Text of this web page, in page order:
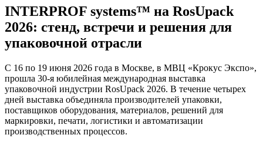
INTERPROF systems™ на RosUpack
2026: стенд, встречи и решения для
упаковочной отрасли
С 16 по 19 июня 2026 года в Москве, в МВЦ «Крокус Экспо»,
прошла 30-я юбилейная международная выставка
упаковочной индустрии RosUpack 2026. В течение четырех
дней выставка объединяла производителей упаковки,
поставщиков оборудования, материалов, решений для
маркировки, печати, логистики и автоматизации
производственных процессов.